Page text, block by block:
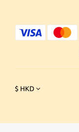
$ HKD